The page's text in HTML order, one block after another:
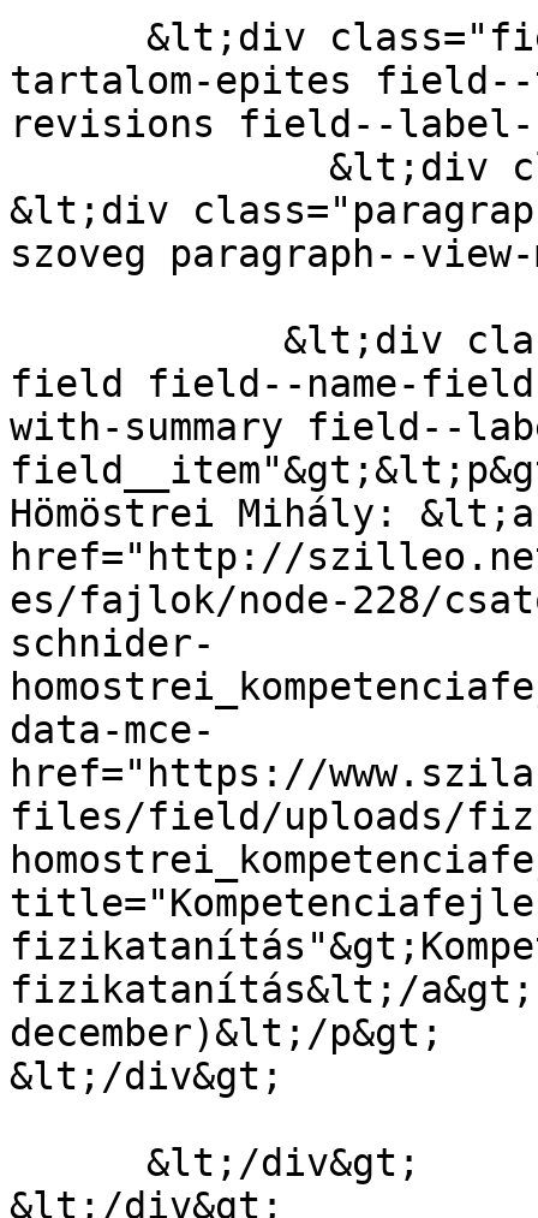
tartalom-epites
revisions field--label-
&lt;div
szoveg paragraph--
field field--name-
with-summary field--
Hömöstrei Mihály: &lt;a
href="http://
es/fajlok/node-228/
schnider-
data-mce-
href="https://
files/field/uploads/
fizikatanítás&lt;/a&gt;
december)&lt;/p&gt;
&lt;/div&gt;
&lt;/div&gt;